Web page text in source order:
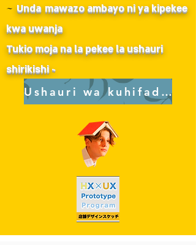
~ Unda mawazo ambayo ni ya kipekee
kwa uwanja
Tukio moja na la pekee la ushauri
shirikishi ~
Ushauri wa kuhifadhi kwenye tovuti